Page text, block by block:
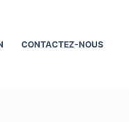
CONTACTEZ-NOUS